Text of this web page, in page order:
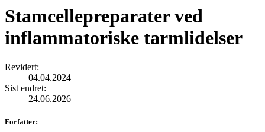
Stamcellepreparater ved
inflammatoriske tarmlidelser
Revidert:
04.04.2024
Sist endret:
24.06.2026
Forfatter: